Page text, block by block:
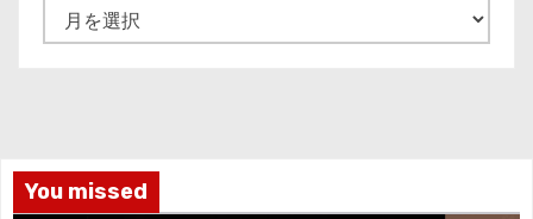
ー
You missed